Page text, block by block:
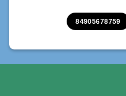
84905678759